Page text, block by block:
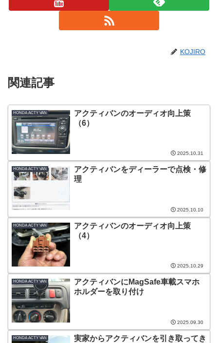
KOJIRO
関連記事
HONDA ACTY VAN
アクティバンのオーディオ向上策
（6）
2025.10.31
HONDA ACTY VAN
アクティバンをディーラーで点検・修
理
2025.10.10
HONDA ACTY VAN
アクティバンのオーディオ向上策
（4）
2025.10.29
HONDA ACTY VAN
アクティバンにMagSafe車載スマホ
ホルダーを取り付け
2025.09.30
HONDA ACTY VAN
実家からアクティバンを引き取ってき